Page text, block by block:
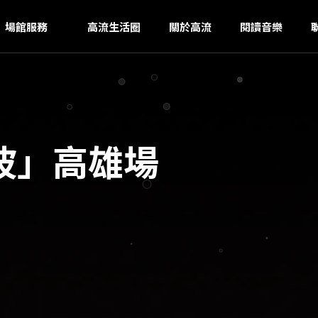
場館服務 高流生活圈 關於高流 閱讀音樂
」高雄場